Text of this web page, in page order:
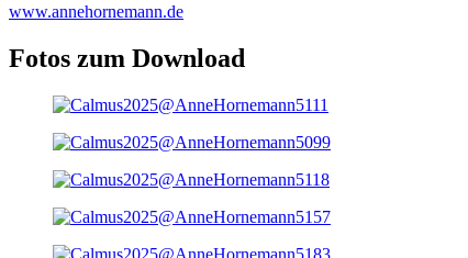
www.annehornemann.de
Fotos zum Download